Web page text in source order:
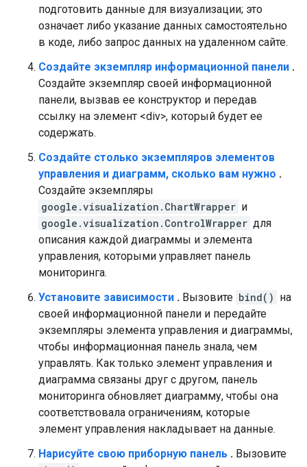
подготовить данные для визуализации; это
означает либо указание данных самостоятельно
в коде, либо запрос данных на удаленном сайте.
Создайте экземпляр информационной панели .
Создайте экземпляр своей информационной
панели, вызвав ее конструктор и передав
ссылку на элемент <div>, который будет ее
содержать.
Создайте столько экземпляров элементов
управления и диаграмм, сколько вам нужно .
Создайте экземпляры
google.visualization.ChartWrapper и
google.visualization.ControlWrapper для
описания каждой диаграммы и элемента
управления, которыми управляет панель
мониторинга.
Установите зависимости . Вызовите bind() на
своей информационной панели и передайте
экземпляры элемента управления и диаграммы,
чтобы информационная панель знала, чем
управлять. Как только элемент управления и
диаграмма связаны друг с другом, панель
мониторинга обновляет диаграмму, чтобы она
соответствовала ограничениям, которые
элемент управления накладывает на данные.
Нарисуйте свою приборную панель . Вызовите